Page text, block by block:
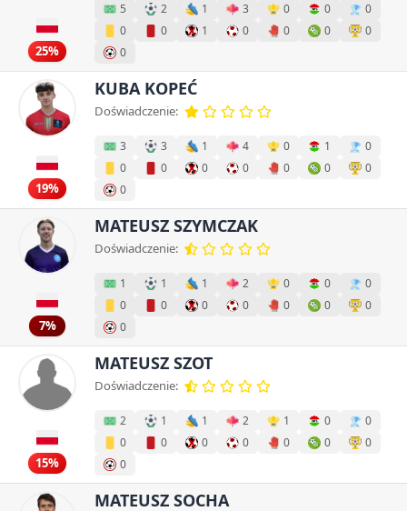
25%
5 2 1 3 0 0
0
0
0 1 0 0 0
0
0
19%
KUBA KOPEĆ
Doświadczenie:
3 3 1 4 0 1
0
0
0 0 0 0 0
0
0
7%
MATEUSZ SZYMCZAK
Doświadczenie:
1 1 1 2 0 0
0
0
0 0 0 0 0
0
0
15%
MATEUSZ SZOT
Doświadczenie:
2 1 1 2 1 0
0
0
0 0 0 0 0
0
0
MATEUSZ SOCHA